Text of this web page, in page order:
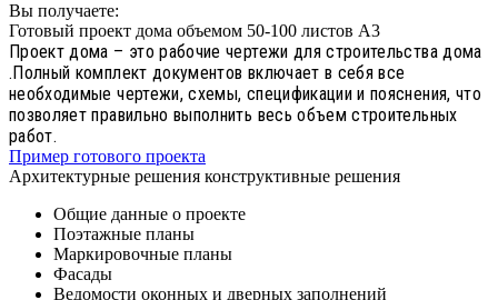
Вы получаете:
Готовый проект дома объемом 50-100 листов А3
Проект дома – это рабочие чертежи для строительства дома
.Полный комплект документов включает в себя все
необходимые чертежи, схемы, спецификации и пояснения, что
позволяет правильно выполнить весь объем строительных
работ.
Пример готового проекта
Архитектурные решения конструктивные решения
Общие данные о проекте
Поэтажные планы
Маркировочные планы
Фасады
Ведомости оконных и дверных заполнений